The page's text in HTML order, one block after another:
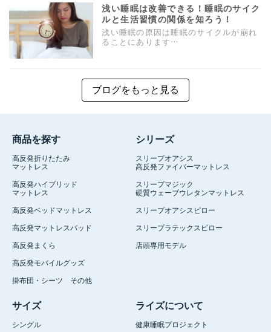
浅い睡眠は改善できる！睡眠のサイク
ルと生活習慣の関係を知ろう！
浅い睡眠の原因は睡眠のサイクルが崩れ
ることにあります…
ブログをもっと見る
商品を探す
高反発折りたたみ
マットレス
高反発ハイブリッド
マットレス
高反発ベッドマットレス
高反発マットレスパッド
高反発まくら
高反発モバイルグッズ
掛布団・シーツ その他
シリーズ
スリープオアシス
高反発ファイバーマットレス
スリープマジック
硬質ウェーブウレタンマットレス
スリープオアシスピロー
スリープラテックスピロー
店頭専用モデル
サイズ
シングル
ライズについて
健康睡眠プロジェクト